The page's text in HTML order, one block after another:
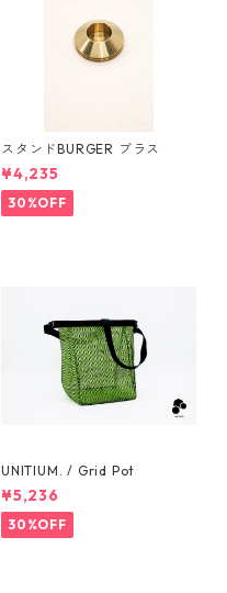
スタンドBURGER ブラス
¥4,235
30%OFF
UNITIUM. / Grid Pot
¥5,236
30%OFF